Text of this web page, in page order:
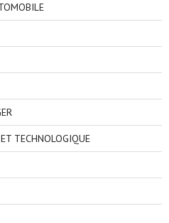
TECHNOLOGIQUE